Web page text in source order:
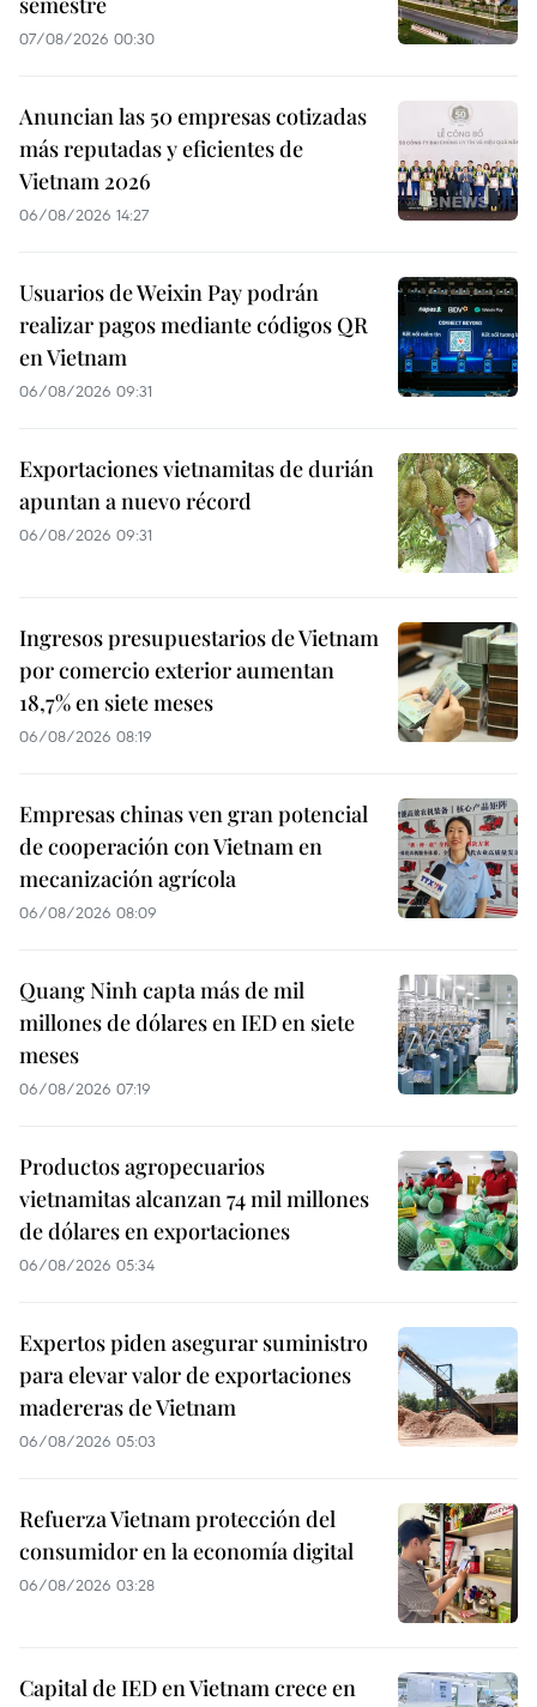
07/08/2026 00:30
Anuncian las 50 empresas cotizadas
más reputadas y eficientes de
Vietnam 2026
06/08/2026 14:27
Usuarios de Weixin Pay podrán
realizar pagos mediante códigos QR
en Vietnam
06/08/2026 09:31
Exportaciones vietnamitas de durián
apuntan a nuevo récord
06/08/2026 09:31
Ingresos presupuestarios de Vietnam
por comercio exterior aumentan
18,7% en siete meses
06/08/2026 08:19
Empresas chinas ven gran potencial
de cooperación con Vietnam en
mecanización agrícola
06/08/2026 08:09
Quang Ninh capta más de mil
millones de dólares en IED en siete
meses
06/08/2026 07:19
Productos agropecuarios
vietnamitas alcanzan 74 mil millones
de dólares en exportaciones
06/08/2026 05:34
Expertos piden asegurar suministro
para elevar valor de exportaciones
madereras de Vietnam
06/08/2026 05:03
Refuerza Vietnam protección del
consumidor en la economía digital
06/08/2026 03:28
Capital de IED en Vietnam crece en